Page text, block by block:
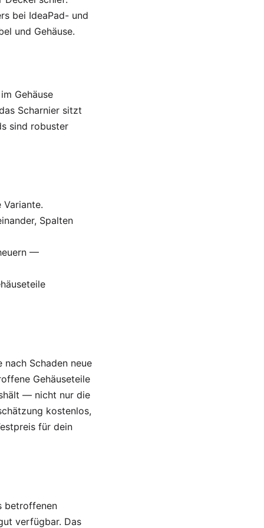
bei IdeaPad- und
und Gehäuse.
Gehäuse
Scharnier sitzt
sind robuster
Spalten
—
Schaden neue
Gehäuseteile
— nicht nur die
kostenlos,
für dein
betroffenen
verfügbar. Das